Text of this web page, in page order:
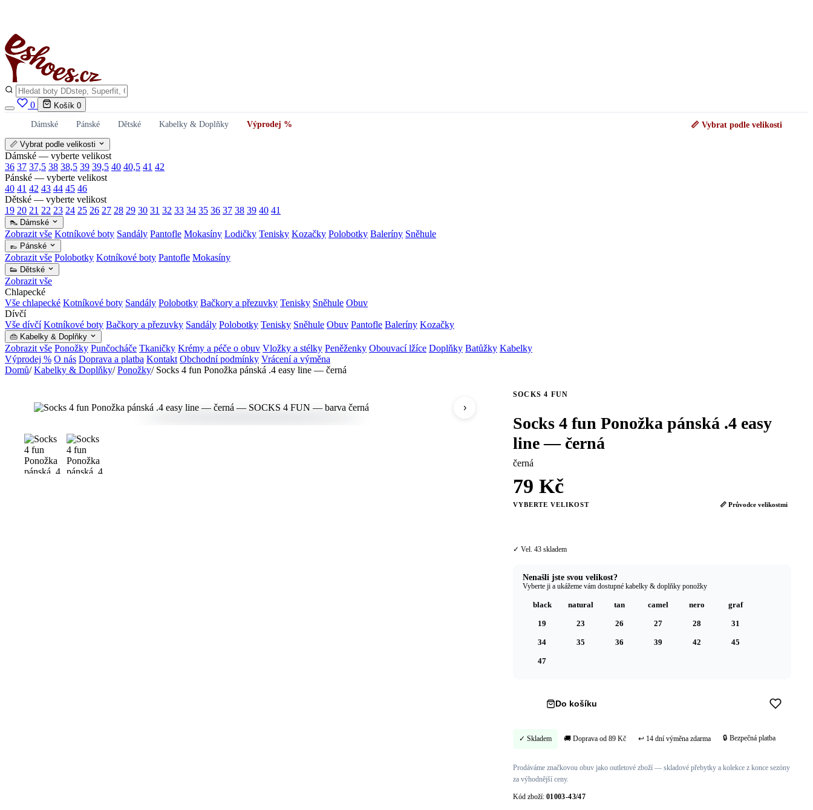
0 Košík 0
Dámské Pánské Dětské Kabelky & Doplňky Výprodej % 📏 Vybrat podle velikosti
📏 Vybrat podle velikosti
Dámské — vyberte velikost
36 37 37,5 38 38,5 39 39,5 40 40,5 41 42
Pánské — vyberte velikost
40 41 42 43 44 45 46
Dětské — vyberte velikost
19 20 21 22 23 24 25 26 27 28 29 30 31 32 33 34 35 36 37 38 39 40 41
👠 Dámské
Zobrazit vše Kotníkové boty Sandály Pantofle Mokasíny Lodičky Tenisky Kozačky Polobotky Baleríny Sněhule
👞 Pánské
Zobrazit vše Polobotky Kotníkové boty Pantofle Mokasíny
👟 Dětské
Zobrazit vše
Chlapecké
Vše chlapecké Kotníkové boty Sandály Polobotky Bačkory a přezuvky Tenisky Sněhule Obuv
Dívčí
Vše dívčí Kotníkové boty Bačkory a přezuvky Sandály Polobotky Tenisky Sněhule Obuv Pantofle Baleríny Kozačky
👜 Kabelky & Doplňky
Zobrazit vše Ponožky Punčocháče Tkaničky Krémy a péče o obuv Vložky a stélky Peněženky Obouvací lžíce Doplňky Batůžky Kabelky
Výprodej % O nás Doprava a platba Kontakt Obchodní podmínky Vrácení a výměna
Domů/ Kabelky & Doplňky/ Ponožky/ Socks 4 fun Ponožka pánská .4 easy line — černá
›
SOCKS 4 FUN
Socks 4 fun Ponožka pánská .4 easy
line — černá
černá
79 Kč
VYBERTE VELIKOST 📏 Průvodce velikostmi
✓ Vel. 43 skladem
Nenašli jste svou velikost?
Vyberte ji a ukážeme vám dostupné kabelky & doplňky ponožky
black natural tan camel nero graf
19 23 26 27 28 31
34 35 36 39 42 45
47
Do košíku
✓ Skladem 🚚 Doprava od 89 Kč ↩ 14 dní výměna zdarma 🔒 Bezpečná platba
Prodáváme značkovou obuv jako outletové zboží — skladové přebytky a kolekce z konce sezóny
za výhodnější ceny.
Kód zboží: 01003-43/47